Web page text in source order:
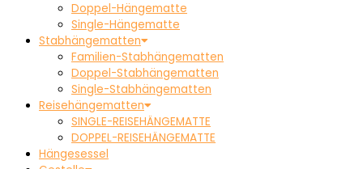
Doppel-Hängematte
Single-Hängematte
Stabhängematten
Familien-Stabhängematten
Doppel-Stabhängematten
Single-Stabhängematten
Reisehängematten
SINGLE-REISEHÄNGEMATTE
DOPPEL-REISEHÄNGEMATTE
Hängesessel